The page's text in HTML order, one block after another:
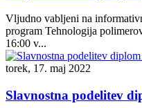
Vljudno vabljeni na
program Tehnologija
16:00 v...
torek, 17. maj 2022
Slavnostna podelitev